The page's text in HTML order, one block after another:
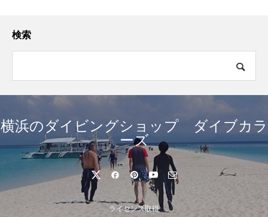
検索
横浜のダイビングショップ ダイブカラ
ーズ
ライセンス取得